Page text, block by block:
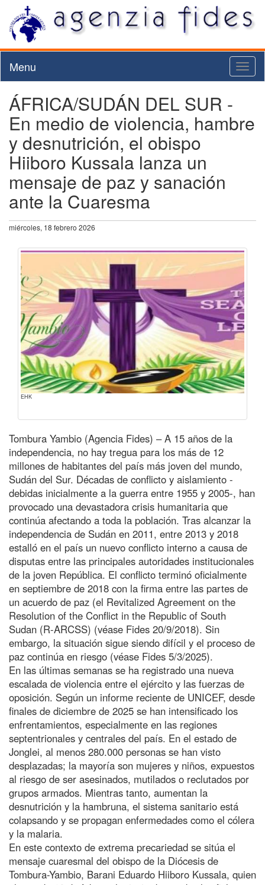
Menu
ÁFRICA/SUDÁN DEL SUR -
En medio de violencia, hambre
y desnutrición, el obispo
Hiiboro Kussala lanza un
mensaje de paz y sanación
ante la Cuaresma
miércoles, 18 febrero 2026
EHK
Tombura Yambio (Agencia Fides) – A 15 años de la
independencia, no hay tregua para los más de 12
millones de habitantes del país más joven del mundo,
Sudán del Sur. Décadas de conflicto y aislamiento -
debidas inicialmente a la guerra entre 1955 y 2005-, han
provocado una devastadora crisis humanitaria que
continúa afectando a toda la población. Tras alcanzar la
independencia de Sudán en 2011, entre 2013 y 2018
estalló en el país un nuevo conflicto interno a causa de
disputas entre las principales autoridades institucionales
de la joven República. El conflicto terminó oficialmente
en septiembre de 2018 con la firma entre las partes de
un acuerdo de paz (el Revitalized Agreement on the
Resolution of the Conflict in the Republic of South
Sudan (R-ARCSS) (véase Fides 20/9/2018). Sin
embargo, la situación sigue siendo difícil y el proceso de
paz continúa en riesgo (véase Fides 5/3/2025).
En las últimas semanas se ha registrado una nueva
escalada de violencia entre el ejército y las fuerzas de
oposición. Según un informe reciente de UNICEF, desde
finales de diciembre de 2025 se han intensificado los
enfrentamientos, especialmente en las regiones
septentrionales y centrales del país. En el estado de
Jonglei, al menos 280.000 personas se han visto
desplazadas; la mayoría son mujeres y niños, expuestos
al riesgo de ser asesinados, mutilados o reclutados por
grupos armados. Mientras tanto, aumentan la
desnutrición y la hambruna, el sistema sanitario está
colapsando y se propagan enfermedades como el cólera
y la malaria.
En este contexto de extrema precariedad se sitúa el
mensaje cuaresmal del obispo de la Diócesis de
Tombura-Yambio, Barani Eduardo Hiiboro Kussala, quien